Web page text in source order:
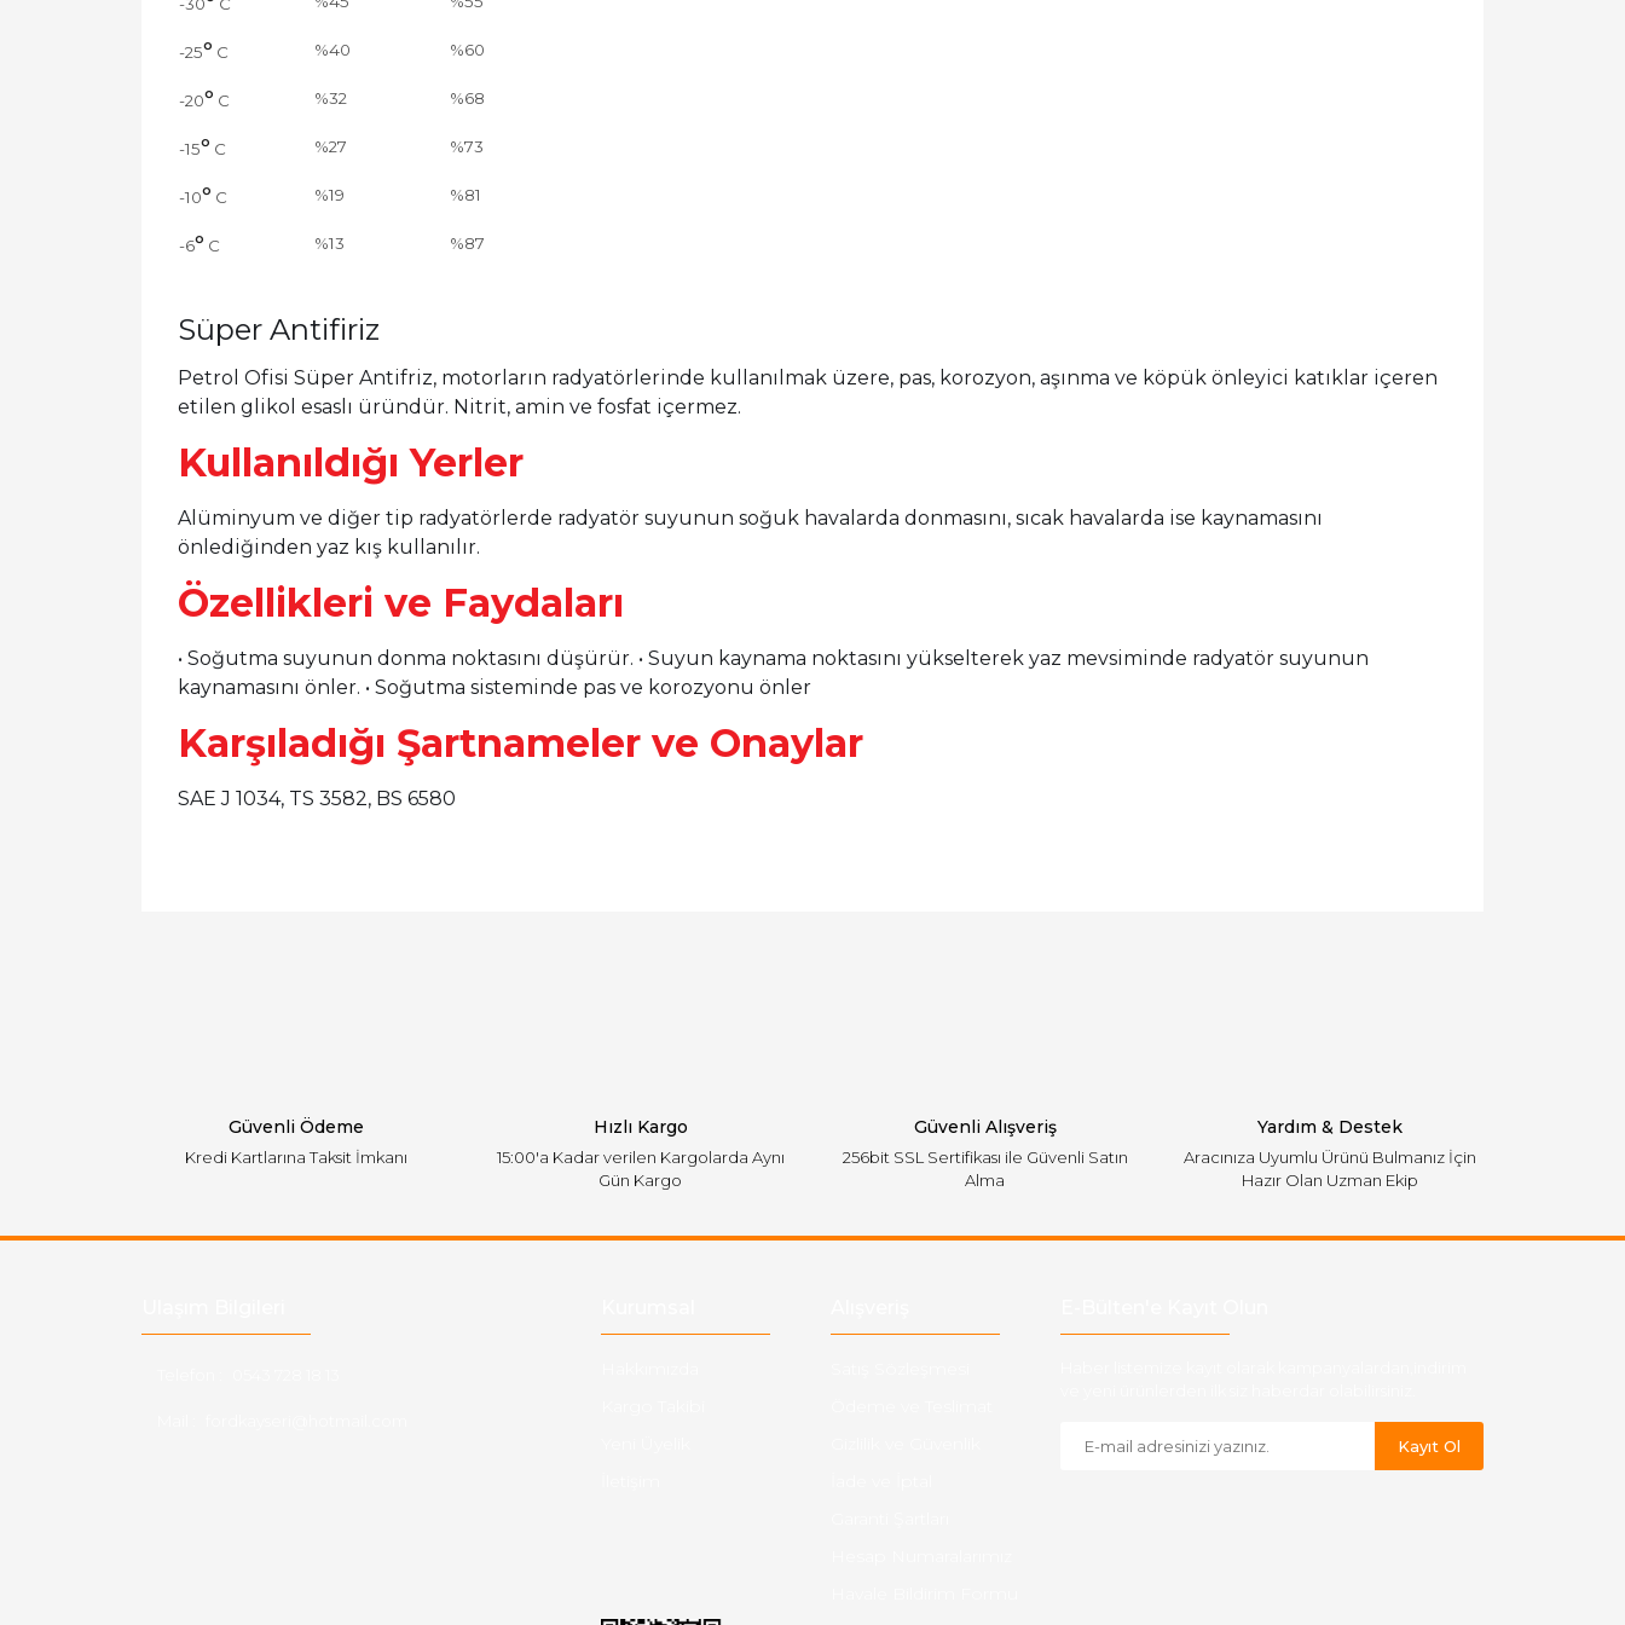
-30 C
-25° C %40 %60
-20° C %32 %68
-15° C %27 %73
-10° C %19 %81
-6° C %13 %87
Süper Antifiriz
Petrol Ofisi Süper Antifriz, motorların radyatörlerinde kullanılmak üzere, pas, korozyon, aşınma ve köpük önleyici katıklar içeren
etilen glikol esaslı üründür. Nitrit, amin ve fosfat içermez.
Kullanıldığı Yerler
Alüminyum ve diğer tip radyatörlerde radyatör suyunun soğuk havalarda donmasını, sıcak havalarda ise kaynamasını
önlediğinden yaz kış kullanılır.
Özellikleri ve Faydaları
• Soğutma suyunun donma noktasını düşürür. • Suyun kaynama noktasını yükselterek yaz mevsiminde radyatör suyunun
kaynamasını önler. • Soğutma sisteminde pas ve korozyonu önler
Karşıladığı Şartnameler ve Onaylar
SAE J 1034, TS 3582, BS 6580
Güvenli Ödeme
Kredi Kartlarına Taksit İmkanı
Hızlı Kargo
15:00'a Kadar verilen Kargolarda Aynı
Gün Kargo
Güvenli Alışveriş
256bit SSL Sertifikası ile Güvenli Satın
Alma
Yardım & Destek
Aracınıza Uyumlu Ürünü Bulmanız İçin
Hazır Olan Uzman Ekip
Kayıt Ol